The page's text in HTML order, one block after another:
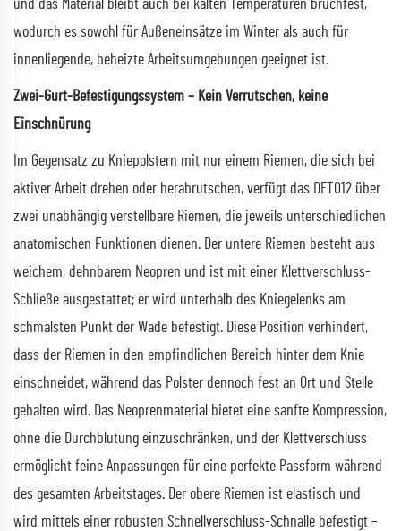
und das Material bleibt auch bei kalten Temperaturen bruchfest,
wodurch es sowohl für Außeneinsätze im Winter als auch für
innenliegende, beheizte Arbeitsumgebungen geeignet ist.
Zwei-Gurt-Befestigungssystem – Kein Verrutschen, keine
Einschnürung
Im Gegensatz zu Kniepolstern mit nur einem Riemen, die sich bei
aktiver Arbeit drehen oder herabrutschen, verfügt das DFT012 über
zwei unabhängig verstellbare Riemen, die jeweils unterschiedlichen
anatomischen Funktionen dienen. Der untere Riemen besteht aus
weichem, dehnbarem Neopren und ist mit einer Klettverschluss-
Schließe ausgestattet; er wird unterhalb des Kniegelenks am
schmalsten Punkt der Wade befestigt. Diese Position verhindert,
dass der Riemen in den empfindlichen Bereich hinter dem Knie
einschneidet, während das Polster dennoch fest an Ort und Stelle
gehalten wird. Das Neoprenmaterial bietet eine sanfte Kompression,
ohne die Durchblutung einzuschränken, und der Klettverschluss
ermöglicht feine Anpassungen für eine perfekte Passform während
des gesamten Arbeitstages. Der obere Riemen ist elastisch und
wird mittels einer robusten Schnellverschluss-Schnalle befestigt –